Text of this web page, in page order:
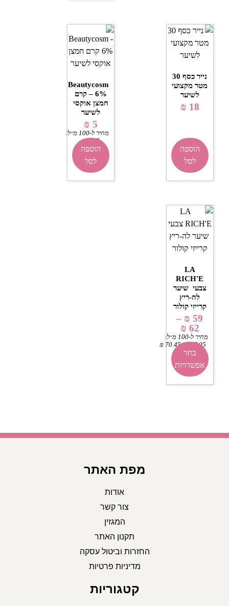
נייר כסף 30
מטר מקצועי
לשיער
₪ 18
הוספה
לסל
Beautycosm
– 6% קרם
חמצן אוקסי
לשיער
₪ 5
מחיר ל-100 מ״ל:
₪
8.33
הוספה
לסל
LA
RICH'E
צבעי שיער
לה-ריץ
קרייזי קולור
₪59
–
₪ 62
מחיר ל-100 מ״ל:
67.05
–
₪70.45
בחר
אפשרויות
מפת האתר
אודות
צור קשר
המגזין
תקנון האתר
החזרות וביטול עסקה
מדיניות פרטיות
קטגוריות